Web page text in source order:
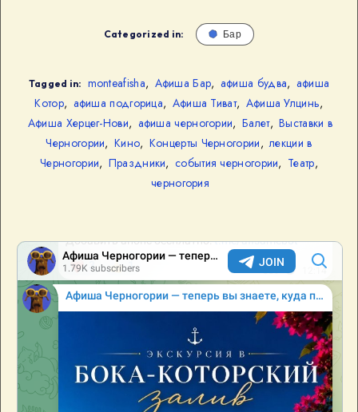
Categorized in: Бар
Tagged in: monteafisha, Афиша Бар, афиша будва, афиша
Котор, афиша подгорица, Афиша Тиват, Афиша Улцинь,
Афиша Херцег-Нови, афиша черногории, Балет, Выставки в
Черногории, Кино, Концерты Черногории, лекции в
Черногории, Праздники, события черногории, Театр,
черногория